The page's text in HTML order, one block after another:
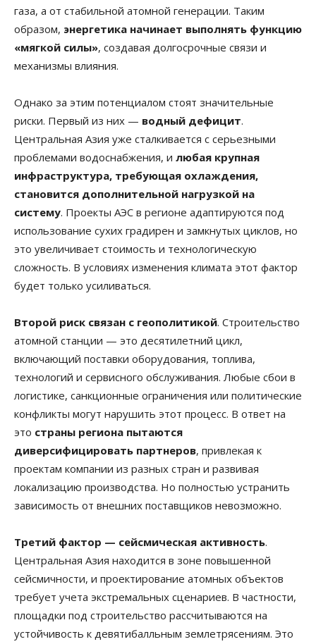
газа, а от стабильной атомной генерации. Таким
образом, энергетика начинает выполнять функцию
«мягкой силы», создавая долгосрочные связи и
механизмы влияния.
Однако за этим потенциалом стоят значительные
риски. Первый из них — водный дефицит.
Центральная Азия уже сталкивается с серьезными
проблемами водоснабжения, и любая крупная
инфраструктура, требующая охлаждения,
становится дополнительной нагрузкой на
систему. Проекты АЭС в регионе адаптируются под
использование сухих градирен и замкнутых циклов, но
это увеличивает стоимость и технологическую
сложность. В условиях изменения климата этот фактор
будет только усиливаться.
Второй риск связан с геополитикой. Строительство
атомной станции — это десятилетний цикл,
включающий поставки оборудования, топлива,
технологий и сервисного обслуживания. Любые сбои в
логистике, санкционные ограничения или политические
конфликты могут нарушить этот процесс. В ответ на
это страны региона пытаются
диверсифицировать партнеров, привлекая к
проектам компании из разных стран и развивая
локализацию производства. Но полностью устранить
зависимость от внешних поставщиков невозможно.
Третий фактор — сейсмическая активность.
Центральная Азия находится в зоне повышенной
сейсмичности, и проектирование атомных объектов
требует учета экстремальных сценариев. В частности,
площадки под строительство рассчитываются на
устойчивость к девятибалльным землетрясениям. Это